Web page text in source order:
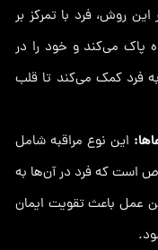
روش، فرد با تمرکز بر
پاک می‌کند و خود را در
فرد کمک می‌کند تا قلب
این نوع مراقبه شامل
است که فرد در آن‌ها به
عمل باعث تقویت ایمان